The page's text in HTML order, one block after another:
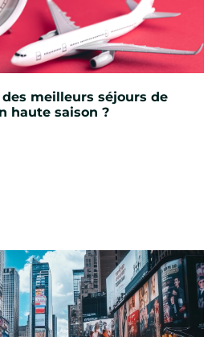
meilleurs séjours de
haute saison ?